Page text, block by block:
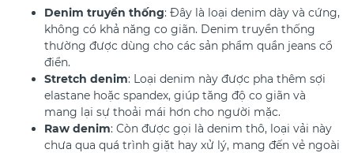
Denim truyền thống: Đây là loại denim dày và cứng,
không có khả năng co giãn. Denim truyền thống
thường được dùng cho các sản phẩm quần jeans cổ
điển.
Stretch denim: Loại denim này được pha thêm sợi
elastane hoặc spandex, giúp tăng độ co giãn và
mang lại sự thoải mái hơn cho người mặc.
Raw denim: Còn được gọi là denim thô, loại vải này
chưa qua quá trình giặt hay xử lý, mang đến vẻ ngoài